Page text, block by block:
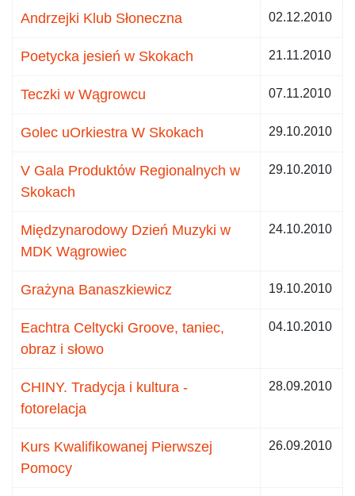
Andrzejki Klub Słoneczna 02.12.2010
Poetycka jesień w Skokach 21.11.2010
Teczki w Wągrowcu 07.11.2010
Golec uOrkiestra W Skokach 29.10.2010
V Gala Produktów Regionalnych w
Skokach
29.10.2010
Międzynarodowy Dzień Muzyki w
MDK Wągrowiec
24.10.2010
Grażyna Banaszkiewicz 19.10.2010
Eachtra Celtycki Groove, taniec,
obraz i słowo
04.10.2010
CHINY. Tradycja i kultura -
fotorelacja
28.09.2010
Kurs Kwalifikowanej Pierwszej
Pomocy
26.09.2010